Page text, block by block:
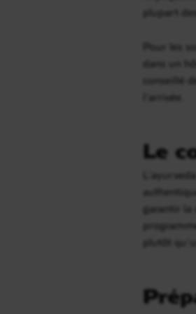
plupart
Pour les
dans un
conseillé
l’arrivée.
Le
garantir
plutôt